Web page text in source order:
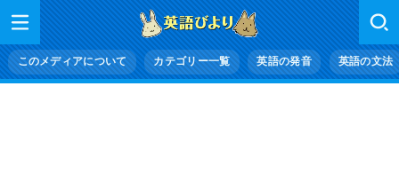
このメディアについて カテゴリー一覧 英語の発音 英語の文法